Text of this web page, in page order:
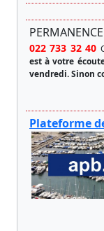
022 733 32 40
est à votre
vendredi.Sinon
Plateforme